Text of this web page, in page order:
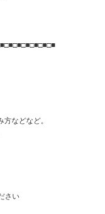
などなど。
さい